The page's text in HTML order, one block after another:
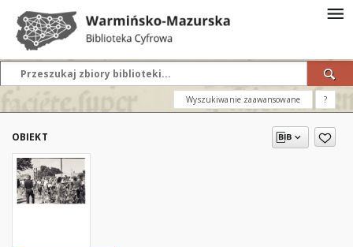
Wyszukiwanie zaawansowane ?
OBIEKT